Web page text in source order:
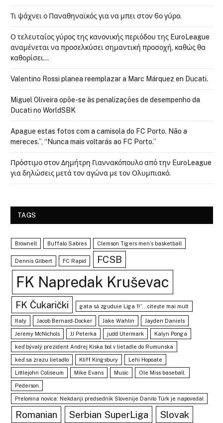
Τι ψάχνει ο Παναθηναϊκός για να μπει στον 6ο γύρο.
Ο τελευταίος γύρος της κανονικής περιόδου της EuroLeague
αναμένεται να προσελκύσει σημαντική προσοχή, καθώς θα
καθορίσει…
Valentino Rossi planea reemplazar a Marc Márquez en Ducati.
Miguel Oliveira opõe-se às penalizações de desempenho da
Ducati no WorldSBK
Apague estas fotos com a camisola do FC Porto. Não a
mereces.”, “Nunca mais voltarás ao FC Porto.”
Πρόστιμο στον Δημήτρη Γιαννακόπουλο από την EuroLeague
για δηλώσεις μετά τον αγώνα με τον Ολυμπιακό.
TAGS
Brownell Buffalo Sabres Clemson Tigers men’s basketball
Dennis Gilbert FC Rapid FCSB
FK Napredak Kruševac
FK Čukarički gata să zguduie Liga 1!”...citește mai mult
Italy Jacob Bernard-Docker Jake Wahlin Jayden Daniels
Jeremy McNichols JJ Peterka judd Utermark Kalyn Ponga
keď bývalý prezident Andrej Kiska bol v lietadle do Rumunska
keď sa zrazu lietadlo Kliff Kingsbury Lehi Hopoate
Littlejohn Coliseum Mike Evans Music Ole Miss baseball.
Pederson
Prelomna novica: Nekdanji predsednik Slovenije Danilo Türk je napovedal
Romanian Serbian SuperLiga Slovak